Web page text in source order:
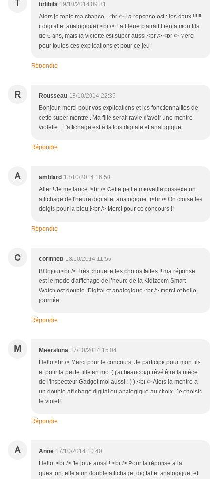
T tirlibibi 19/10/2014 09:31
Alors je tente ma chance...<br /> La reponse est : les deux !!!!!!
( digital et analogique).<br /> La bleue plairait bien a mon fils
de 6 ans, mais la violette est super aussi.<br /> <br /> Merci
pour toutes ces explications et pour ce jeu
Répondre
R Rousseau 18/10/2014 22:35
Bonjour, merci pour vos explications et les fonctionnalités de
cette super montre . Ma fille serait ravie d'avoir une montre
violette . L'affichage est à la fois digitale et analogique
Répondre
A amblard 18/10/2014 16:50
Aller ! Je me lance !<br /> Cette petite merveille possède un
affichage de l'heure digital et analogique :)<br /> On croise les
doigts pour la bleu !<br /> Merci pour ce concours !!
Répondre
C corinneb 18/10/2014 11:56
BOnjour<br /> Très chouette les photos faites !! ma réponse
est le mode d'affichage de l’heure de la Kidizoom Smart
Watch est double :Digital et analogique <br /> merci et belle
journée
Répondre
M Meeraluna 17/10/2014 15:04
Hello,<br /> Merci pour le concours. Je participe pour mon fils
et pour la petite fille en moi ( j'ai beaucoup rêvé être la nièce
de l'inspecteur Gadget moi aussi ;-) ).<br /> Alors la montre a
un double affichage digital ou analogique au choix. Je choisis
le violet!
Répondre
A Anne 17/10/2014 10:40
Hello, <br /> Je joue aussi ! <br /> Pour la réponse à la
question, elle a un double affichage, digital et analogique, et